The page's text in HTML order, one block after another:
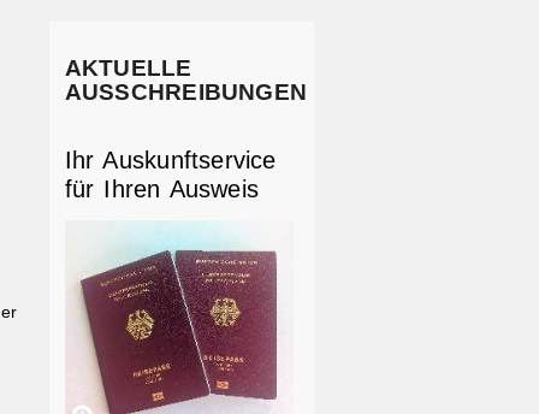
AKTUELLE
AUSSCHREIBUNGEN
Ihr Auskunftservice
für Ihren Ausweis